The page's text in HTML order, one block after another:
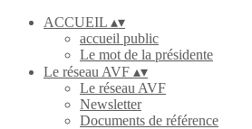
ACCUEIL ▴▾
accueil public
Le mot de la présidente
Le réseau AVF ▴▾
Le réseau AVF
Newsletter
Documents de référence